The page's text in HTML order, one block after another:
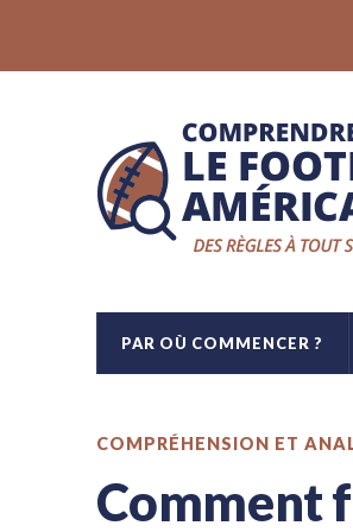
PAR OÙ COMMENCER ?
COMPRÉHENSION ET
Comment